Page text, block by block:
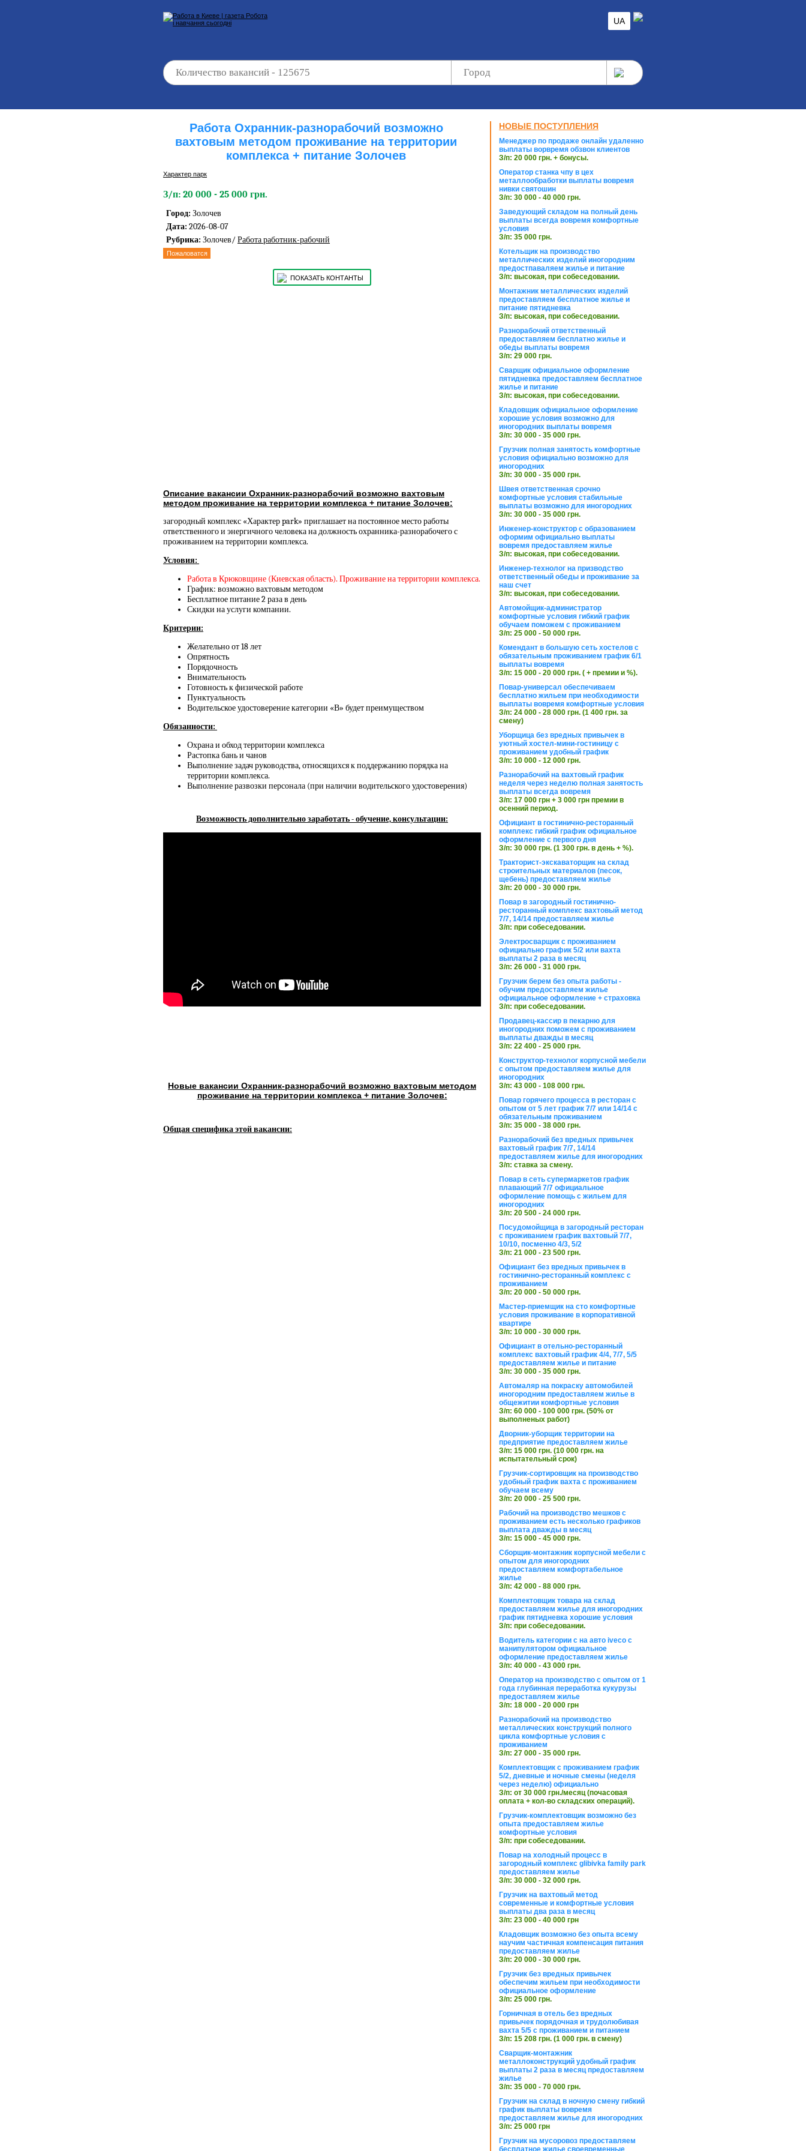
UA
Работа Охранник-разнорабочий возможно
вахтовым методом проживание на территории
комплекса + питание Золочев
Характер парк
З/п: 20 000 - 25 000 грн.
Город: Золочев
Дата: 2026-08-07
Рубрика: Золочев/ Работа работник-рабочий
Пожаловатся
ПОКАЗАТЬ КОНТАНТЫ
Описание вакансии Охранник-разнорабочий возможно вахтовым
методом проживание на территории комплекса + питание Золочев:
загородный комплекс «Характер park» приглашает на постоянное место работы
ответственного и энергичного человека на должность охранника-разнорабочего с
проживанием на территории комплекса.
Условия:
Работа в Крюковщине (Киевская область). Проживание на территории комплекса.
График: возможно вахтовым методом
Бесплатное питание 2 раза в день
Скидки на услуги компании.
Критерии:
Желательно от 18 лет
Опрятность
Порядочность
Внимательность
Готовность к физической работе
Пунктуальность
Водительское удостоверение категории «В» будет преимуществом
Обязанности:
Охрана и обход территории комплекса
Растопка бань и чанов
Выполнение задач руководства, относящихся к поддержанию порядка на
территории комплекса.
Выполнение развозки персонала (при наличии водительского удостоверения)
Возможность дополнительно заработать - обучение, консультации:
Новые вакансии Охранник-разнорабочий возможно вахтовым методом
проживание на территории комплекса + питание Золочев:
Общая специфика этой вакансии:
НОВЫЕ ПОСТУПЛЕНИЯ
Менеджер по продаже онлайн удаленно
выплаты ворвремя обзвон клиентов
З/п: 20 000 грн. + бонусы.
Оператор станка чпу в цех
металлообработки выплаты вовремя
нивки святошин
З/п: 30 000 - 40 000 грн.
Заведующий складом на полный день
выплаты всегда вовремя комфортные
условия
З/п: 35 000 грн.
Котельщик на производство
металлических изделий иногородним
предостпаваляем жилье и питание
З/п: высокая, при собеседовании.
Монтажник металлических изделий
предоставляем бесплатное жилье и
питание пятидневка
З/п: высокая, при собеседовании.
Разнорабочий ответственный
предоставляем бесплатно жилье и
обеды выплаты вовремя
З/п: 29 000 грн.
Сварщик официальное оформление
пятидневка предоставляем бесплатное
жилье и питание
З/п: высокая, при собеседовании.
Кладовщик официальное оформление
хорошие условия возможно для
иногородних выплаты вовремя
З/п: 30 000 - 35 000 грн.
Грузчик полная занятость комфортные
условия официально возможно для
иногородних
З/п: 30 000 - 35 000 грн.
Швея ответственная срочно
комфортные условия стабильные
выплаты возможно для иногородних
З/п: 30 000 - 35 000 грн.
Инженер-конструктор с образованием
оформим официально выплаты
вовремя предоставляем жилье
З/п: высокая, при собеседовании.
Инженер-технолог на призводство
ответственный обеды и проживание за
наш счет
З/п: высокая, при собеседовании.
Автомойщик-администратор
комфортные условия гибкий график
обучаем поможем с проживанием
З/п: 25 000 - 50 000 грн.
Комендант в большую сеть хостелов с
обязательным проживанием график 6/1
выплаты вовремя
З/п: 15 000 - 20 000 грн. ( + премии и %).
Повар-универсал обеспечиваем
бесплатно жильем при необходимости
выплаты вовремя комфортные условия
З/п: 24 000 - 28 000 грн. (1 400 грн. за
смену)
Уборщица без вредных привычек в
уютный хостел-мини-гостиницу с
проживанием удобный график
З/п: 10 000 - 12 000 грн.
Разнорабочий на вахтовый график
неделя через неделю полная занятость
выплаты всегда вовремя
З/п: 17 000 грн + 3 000 грн премии в
осенний период.
Официант в гостинично-ресторанный
комплекс гибкий график официальное
оформление с первого дня
З/п: 30 000 грн. (1 300 грн. в день + %).
Тракторист-экскаваторщик на склад
строительных материалов (песок,
щебень) предоставляем жилье
З/п: 20 000 - 30 000 грн.
Повар в загородный гостинично-
ресторанный комплекс вахтовый метод
7/7, 14/14 предоставляем жилье
З/п: при собеседовании.
Электросварщик с проживанием
официально график 5/2 или вахта
выплаты 2 раза в месяц
З/п: 26 000 - 31 000 грн.
Грузчик берем без опыта работы -
обучим предоставляем жилье
официальное оформление + страховка
З/п: при собеседовании.
Продавец-кассир в пекарню для
иногородних поможем с проживанием
выплаты дважды в месяц
З/п: 22 400 - 25 000 грн.
Конструктор-технолог корпусной мебели
с опытом предоставляем жилье для
иногородних
З/п: 43 000 - 108 000 грн.
Повар горячего процесса в ресторан с
опытом от 5 лет график 7/7 или 14/14 с
обязательным проживанием
З/п: 35 000 - 38 000 грн.
Разнорабочий без вредных привычек
вахтовый график 7/7, 14/14
предоставляем жилье для иногородних
З/п: ставка за смену.
Повар в сеть супермаркетов график
плавающий 7/7 официальное
оформление помощь с жильем для
иногородних
З/п: 20 500 - 24 000 грн.
Посудомойщица в загородный ресторан
с проживанием график вахтовый 7/7,
10/10, посменно 4/3, 5/2
З/п: 21 000 - 23 500 грн.
Официант без вредных привычек в
гостинично-ресторанный комплекс с
проживанием
З/п: 20 000 - 50 000 грн.
Мастер-приемщик на сто комфортные
условия проживание в корпоративной
квартире
З/п: 10 000 - 30 000 грн.
Официант в отельно-ресторанный
комплекс вахтовый график 4/4, 7/7, 5/5
предоставляем жилье и питание
З/п: 30 000 - 35 000 грн.
Автомаляр на покраску автомобилей
иногородним предоставляем жилье в
общежитии комфортные условия
З/п: 60 000 - 100 000 грн. (50% от
выполненых работ)
Дворник-уборщик территории на
предприятие предоставляем жилье
З/п: 15 000 грн. (10 000 грн. на
испытательный срок)
Грузчик-сортировщик на производство
удобный график вахта с проживанием
обучаем всему
З/п: 20 000 - 25 500 грн.
Рабочий на производство мешков с
проживанием есть несколько графиков
выплата дважды в месяц
З/п: 15 000 - 45 000 грн.
Сборщик-монтажник корпусной мебели с
опытом для иногородних
предоставляем комфортабельное
жилье
З/п: 42 000 - 88 000 грн.
Комплектовщик товара на склад
предоставляем жилье для иногородних
график пятидневка хорошие условия
З/п: при собеседовании.
Водитель категории с на авто iveco с
манипулятором официальное
оформление предоставляем жилье
З/п: 40 000 - 43 000 грн.
Оператор на производство с опытом от 1
года глубинная переработка кукурузы
предоставляем жилье
З/п: 18 000 - 20 000 грн
Разнорабочий на производство
металлических конструкций полного
цикла комфортные условия с
проживанием
З/п: 27 000 - 35 000 грн.
Комплектовщик с проживанием график
5/2, дневные и ночные смены (неделя
через неделю) официально
З/п: от 30 000 грн./месяц (почасовая
оплата + кол-во складских операций).
Грузчик-комплектовщик возможно без
опыта предоставляем жилье
комфортные условия
З/п: при собеседовании.
Повар на холодный процесс в
загородный комплекс glibivka family park
предоставляем жилье
З/п: 30 000 - 32 000 грн.
Грузчик на вахтовый метод
современные и комфортные условия
выплаты два раза в месяц
З/п: 23 000 - 40 000 грн
Кладовщик возможно без опыта всему
научим частичная компенсация питания
предоставляем жилье
З/п: 20 000 - 30 000 грн.
Грузчик без вредных привычек
обеспечим жильем при необходимости
официальное оформление
З/п: 25 000 грн.
Горничная в отель без вредных
привычек порядочная и трудолюбивая
вахта 5/5 с проживанием и питанием
З/п: 15 208 грн. (1 000 грн. в смену)
Сварщик-монтажник
металлоконструкций удобный график
выплаты 2 раза в месяц предоставляем
жилье
З/п: 35 000 - 70 000 грн.
Грузчик на склад в ночную смену гибкий
график выплаты вовремя
предоставляем жилье для иногородних
З/п: 25 000 грн
Грузчик на мусоровоз предоставляем
бесплатное жилье своевременные